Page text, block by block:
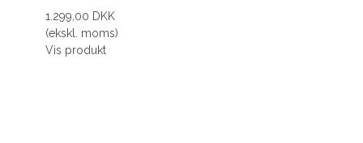
1.299,00 DKK
(ekskl. moms)
Vis produkt